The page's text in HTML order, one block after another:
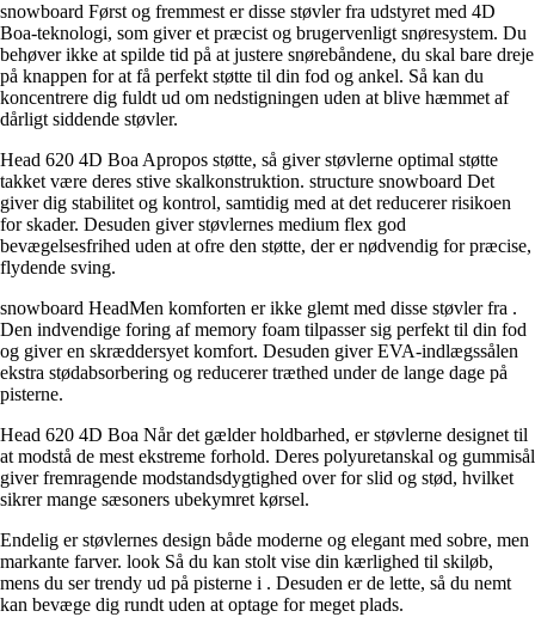
snowboard Først og fremmest er disse støvler fra udstyret med 4D
Boa-teknologi, som giver et præcist og brugervenligt snøresystem. Du
behøver ikke at spilde tid på at justere snørebåndene, du skal bare dreje
på knappen for at få perfekt støtte til din fod og ankel. Så kan du
koncentrere dig fuldt ud om nedstigningen uden at blive hæmmet af
dårligt siddende støvler.
Head 620 4D Boa Apropos støtte, så giver støvlerne optimal støtte
takket være deres stive skalkonstruktion. structure snowboard Det
giver dig stabilitet og kontrol, samtidig med at det reducerer risikoen
for skader. Desuden giver støvlernes medium flex god
bevægelsesfrihed uden at ofre den støtte, der er nødvendig for præcise,
flydende sving.
snowboard HeadMen komforten er ikke glemt med disse støvler fra .
Den indvendige foring af memory foam tilpasser sig perfekt til din fod
og giver en skræddersyet komfort. Desuden giver EVA-indlægssålen
ekstra stødabsorbering og reducerer træthed under de lange dage på
pisterne.
Head 620 4D Boa Når det gælder holdbarhed, er støvlerne designet til
at modstå de mest ekstreme forhold. Deres polyuretanskal og gummisål
giver fremragende modstandsdygtighed over for slid og stød, hvilket
sikrer mange sæsoners ubekymret kørsel.
Endelig er støvlernes design både moderne og elegant med sobre, men
markante farver. look Så du kan stolt vise din kærlighed til skiløb,
mens du ser trendy ud på pisterne i . Desuden er de lette, så du nemt
kan bevæge dig rundt uden at optage for meget plads.